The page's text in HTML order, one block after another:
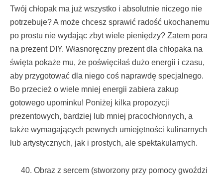
Twój chłopak ma już wszystko i absolutnie niczego nie
potrzebuje? A może chcesz sprawić radość ukochanemu
po prostu nie wydając zbyt wiele pieniędzy? Zatem pora
na prezent DIY. Własnoręczny prezent dla chłopaka na
święta pokaże mu, że poświęciłaś dużo energii i czasu,
aby przygotować dla niego coś naprawdę specjalnego.
Bo przecież o wiele mniej energii zabiera zakup
gotowego upominku! Poniżej kilka propozycji
prezentowych, bardziej lub mniej pracochłonnych, a
także wymagających pewnych umiejętności kulinarnych
lub artystycznych, jak i prostych, ale spektakularnych.
Obraz z sercem (stworzony przy pomocy gwoździ